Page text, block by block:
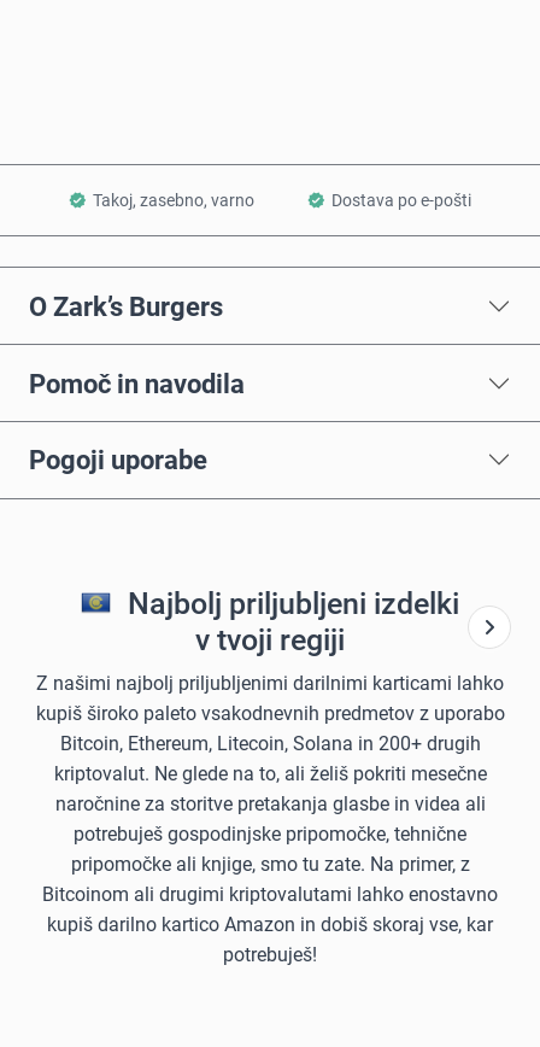
Takoj, zasebno, varno Dostava po e-pošti
O Zark’s Burgers
Pomoč in navodila
Pogoji uporabe
Najbolj priljubljeni izdelki
v tvoji regiji
Z našimi najbolj priljubljenimi darilnimi karticami lahko
kupiš široko paleto vsakodnevnih predmetov z uporabo
Bitcoin, Ethereum, Litecoin, Solana in 200+ drugih
kriptovalut. Ne glede na to, ali želiš pokriti mesečne
naročnine za storitve pretakanja glasbe in videa ali
potrebuješ gospodinjske pripomočke, tehnične
pripomočke ali knjige, smo tu zate. Na primer, z
Bitcoinom ali drugimi kriptovalutami lahko enostavno
kupiš darilno kartico Amazon in dobiš skoraj vse, kar
potrebuješ!